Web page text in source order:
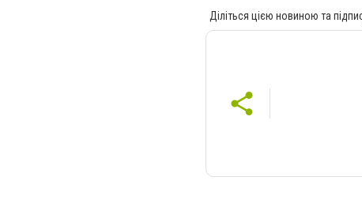
Діліться цією новиною та